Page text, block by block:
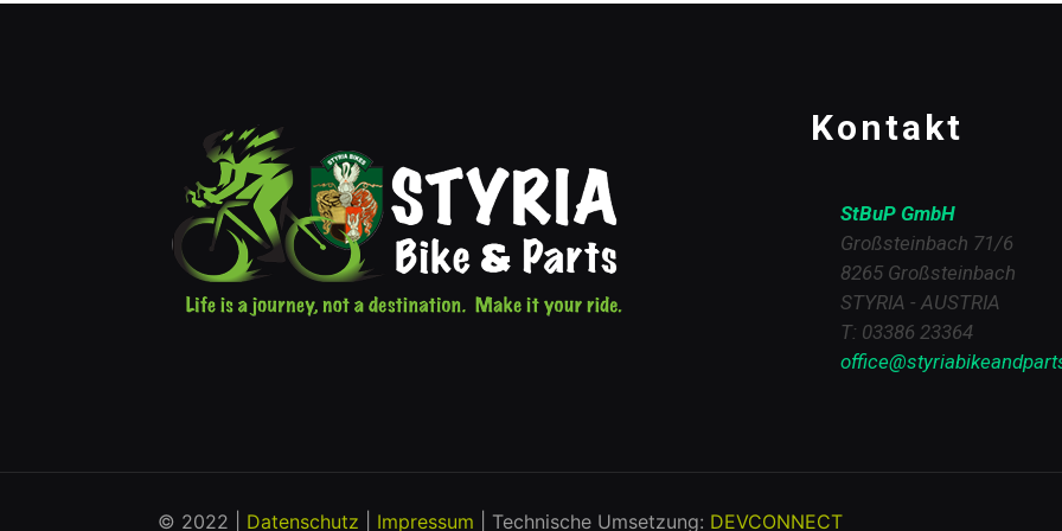
Kontakt
StBuP GmbH
Großsteinbach 71/6
8265 Großsteinbach
STYRIA - AUSTRIA
T: 03386 23364
© 2022 | Datenschutz Impressum | Technische Umsetzung: DEVCONNECT